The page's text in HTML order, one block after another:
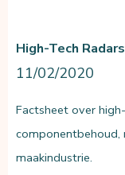
High-Tech
11/02/2020
Factsheet over
componentbehoud,
maakindustrie.